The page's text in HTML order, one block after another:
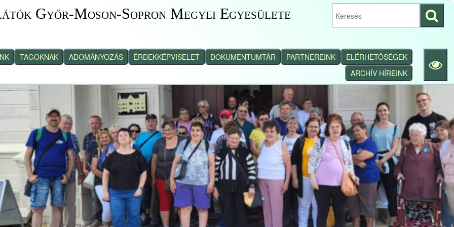
Győr-Moson-Sopron Megyei Egyesülete
Keresés
indítása
TAGOKNAK ADOMÁNYOZÁS ÉRDEKKÉPVISELET DOKUMENTUMTÁR PARTNEREINK
ELÉRHETŐSÉGEK
ARCHÍV HÍREINK